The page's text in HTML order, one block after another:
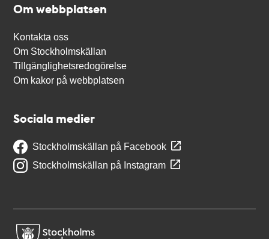
Om webbplatsen
Kontakta oss
Om Stockholmskällan
Tillgänglighetsredogörelse
Om kakor på webbplatsen
Sociala medier
Stockholmskällan på Facebook
Stockholmskällan på Instagram